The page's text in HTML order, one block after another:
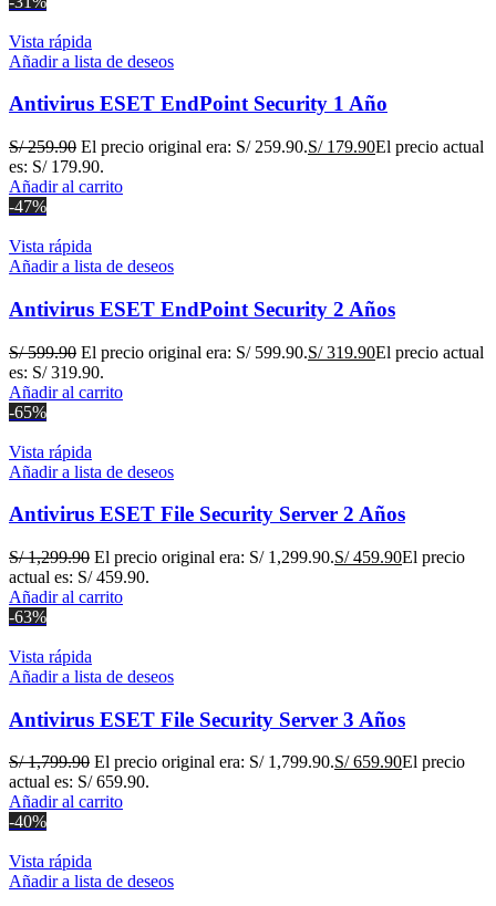
Vista rápida
Añadir a lista de deseos
Antivirus ESET EndPoint Security 1 Año
S/259.90 El precio original era: S/ 259.90.S/179.90El precio actual
es: S/ 179.90.
Añadir al carrito
-47%
Vista rápida
Añadir a lista de deseos
Antivirus ESET EndPoint Security 2 Años
S/599.90 El precio original era: S/ 599.90.S/319.90El precio actual
es: S/ 319.90.
Añadir al carrito
-65%
Vista rápida
Añadir a lista de deseos
Antivirus ESET File Security Server 2 Años
S/1,299.90 El precio original era: S/ 1,299.90.S/459.90El precio
actual es: S/ 459.90.
Añadir al carrito
-63%
Vista rápida
Añadir a lista de deseos
Antivirus ESET File Security Server 3 Años
S/1,799.90 El precio original era: S/ 1,799.90.S/659.90El precio
actual es: S/ 659.90.
Añadir al carrito
-40%
Vista rápida
Añadir a lista de deseos